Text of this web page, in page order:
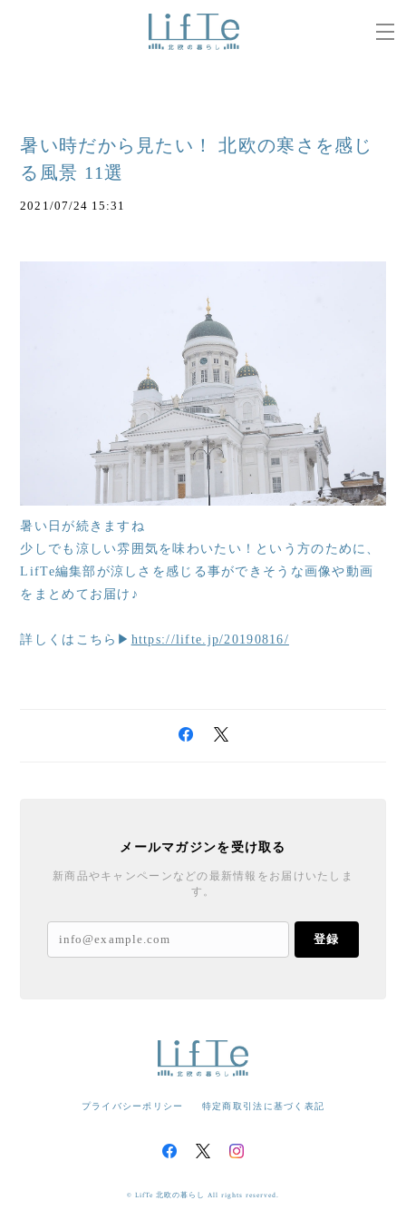
暑い時だから見たい！ 北欧の寒さを感じ
る風景 11選
2021/07/24 15:31
暑い日が続きますね
少しでも涼しい雰囲気を味わいたい！という方のために、
LifTe編集部が涼しさを感じる事ができそうな画像や動画
をまとめてお届け♪
詳しくはこちら▶ https://lifte.jp/20190816/
メールマガジンを受け取る
新商品やキャンペーンなどの最新情報をお届けいたしま
す。
登録
プライバシーポリシー 特定商取引法に基づく表記
© LifTe 北欧の暮らし All rights reserved.